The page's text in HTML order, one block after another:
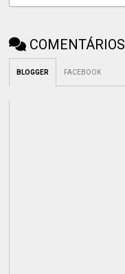
COMENTÁRIOS
BLOGGER FACEBOOK